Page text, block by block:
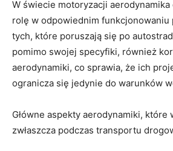
W świecie motoryzacji
rolę w odpowiednim funkcjonowaniu
tych, które poruszają się po
pomimo swojej specyfiki, również
aerodynamiki, co sprawia, że ich
ogranicza się jedynie do warunków
Główne aspekty aerodynamiki, które
zwłaszcza podczas transportu